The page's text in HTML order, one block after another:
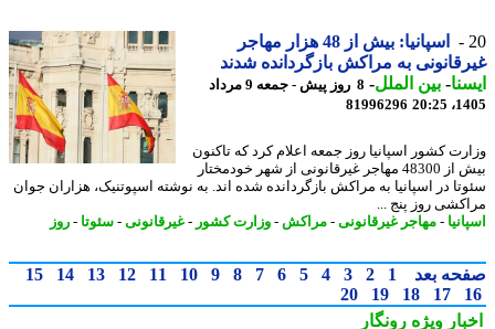
اسپانیا: بیش از 48 هزار مهاجر
به مراکش بازگردانده شدند
-بین الملل-
8 روز پیش - جمعه 9 مرداد
81996296
کشور اسپانیا روز جمعه اعلام کرد که تاکنون
بیش از 48300 مهاجر غیرقانونی از شهر خودمختار
در اسپانیا به مراکش بازگردانده شده اند. به نوشته اسپوتنیک، هزاران جوان
روز پنج ...
-مهاجر غیرقانونی-مراکش -وزارت کشور-غیرقانونی-سئوتا-روز
بعد 1
2
3
4
5
6
7
8
9
10
11
12
13
14
15
17
18
19
20
ویژهرونگار